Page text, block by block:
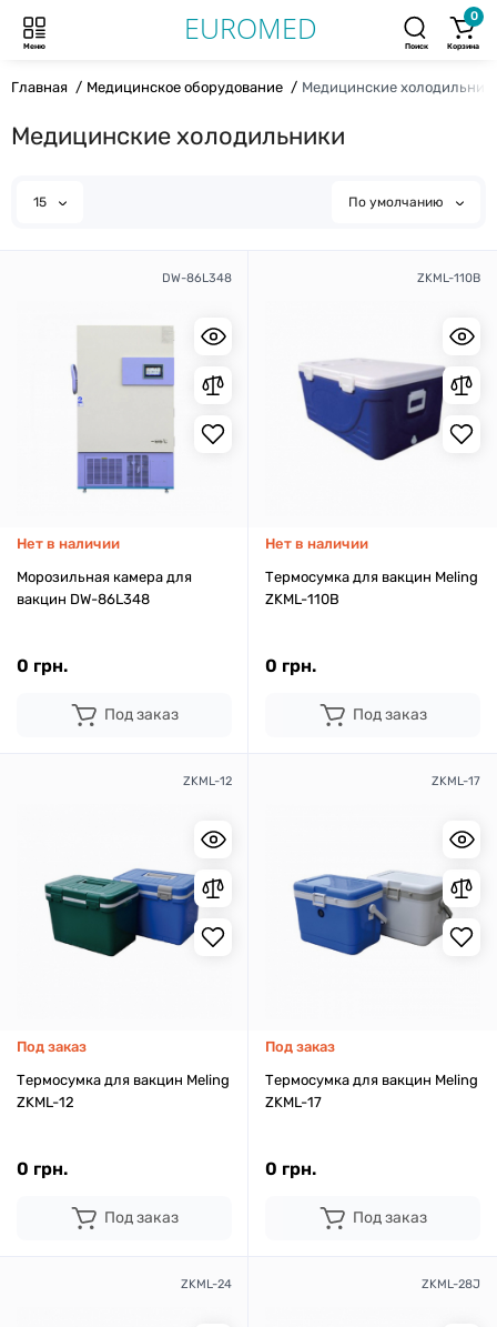
Меню Поиск
0
Корзина
Главная Медицинское оборудование Медицинские
Медицинские холодильники
15 По умолчанию
DW-86L348
Нет в наличии
Морозильная камера для
вакцин DW-86L348
0 грн.
Под заказ
ZKML-110B
Нет в наличии
Термосумка для вакцин Meling
ZKML-110B
0 грн.
Под заказ
ZKML-12
Под заказ
Термосумка для вакцин Meling
ZKML-12
0 грн.
Под заказ
ZKML-17
Под заказ
Термосумка для вакцин Meling
ZKML-17
0 грн.
Под заказ
ZKML-24 ZKML-28J